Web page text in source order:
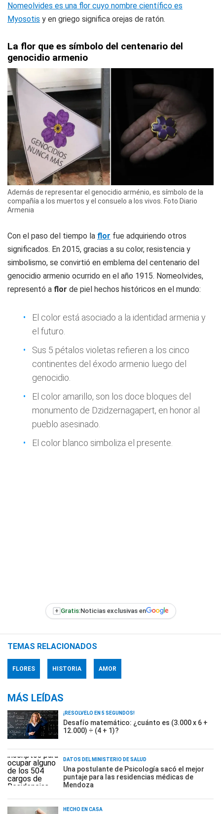
Nomeolvides es una flor cuyo nombre científico es
Myosotis y en griego significa orejas de ratón.
La flor que es símbolo del centenario del
genocidio armenio
Además de representar el genocidio arménio, es símbolo de la
compañía a los muertos y el consuelo a los vivos. Foto Diario
Armenia
Con el paso del tiempo la flor fue adquiriendo otros
significados. En 2015, gracias a su color, resistencia y
simbolismo, se convirtió en emblema del centenario del
genocidio armenio ocurrido en el año 1915. Nomeolvides,
representó a flor de piel hechos históricos en el mundo:
El color está asociado a la identidad armenia y
el futuro.
Sus 5 pétalos violetas refieren a los cinco
continentes del éxodo armenio luego del
genocidio.
El color amarillo, son los doce bloques del
monumento de Dzidzernagapert, en honor al
pueblo asesinado.
El color blanco simboliza el presente.
+ Gratis:Noticias exclusivas en
TEMAS RELACIONADOS
FLORES HISTORIA AMOR
MÁS LEÍDAS
¡RESOLVELO EN 5 SEGUNDOS!
Desafío matemático: ¿cuánto es (3.000 x 6 +
12.000) ÷ (4 + 1)?
DATOS DEL MINISTERIO DE SALUD
Una postulante de Psicología sacó el mejor
puntaje para las residencias médicas de
Mendoza
HECHO EN CASA